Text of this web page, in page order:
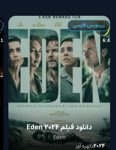
6.4
زیرنویس فارسی
دانلود فیلم Eden 2024
Eden
2024دلهره آور